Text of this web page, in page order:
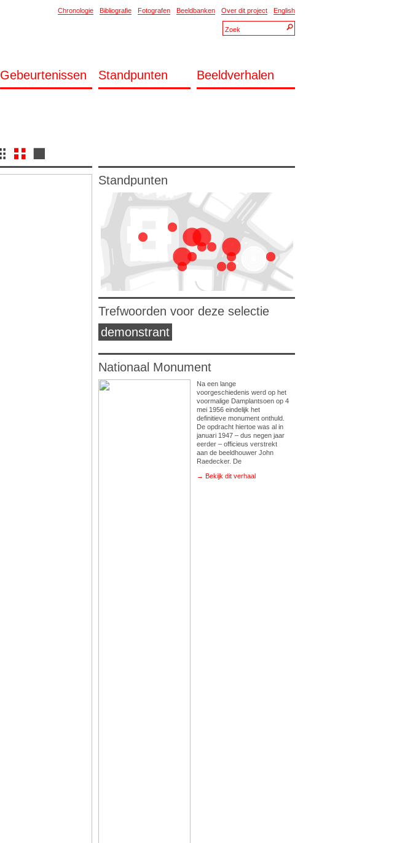
Chronologie Bibliografie Fotografen Beeldbanken Over dit project English
Gebeurtenissen Standpunten Beeldverhalen
Standpunten
Trefwoorden voor deze selectie
demonstrant
Nationaal Monument
Na een lange
voorgeschiedenis werd op het
voormalige Damplantsoen op 4
mei 1956 eindelijk het
definitieve monument onthuld.
De opdracht hiertoe was al in
januari 1947 – dus negen jaar
eerder – officieus verstrekt
aan de beeldhouwer John
Raedecker. De
→ Bekijk dit verhaal